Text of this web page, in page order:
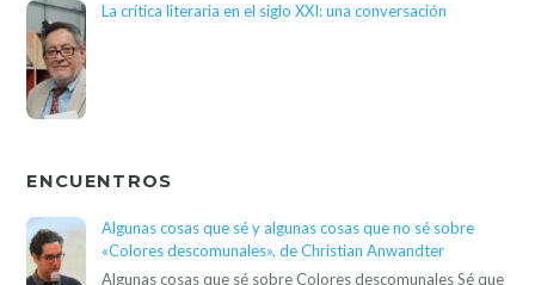
La crítica literaria en el siglo XXI: una conversación
ENCUENTROS
Algunas cosas que sé y algunas cosas que no sé sobre
«Colores descomunales», de Christian Anwandter
Algunas cosas que sé sobre Colores descomunales Sé que